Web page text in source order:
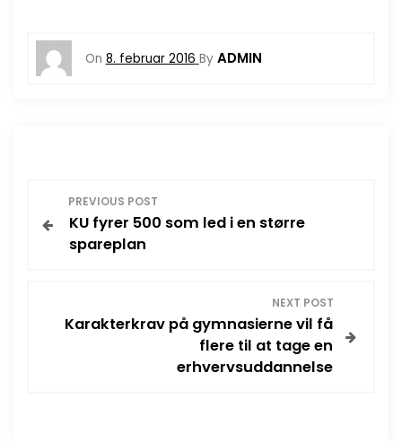
On 8. februar 2016 By ADMIN
n
PREVIOUS POST
KU fyrer 500 som led i en større
spareplan
NEXT POST
Karakterkrav på gymnasierne vil få
flere til at tage en
erhvervsuddannelse